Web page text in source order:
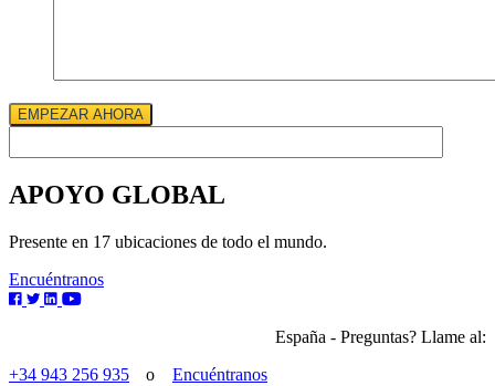
EMPEZAR AHORA
APOYO GLOBAL
Presente en 17 ubicaciones de todo el mundo.
Encuéntranos
España - Preguntas? Llame al:
+34 943 256 935
o Encuéntranos